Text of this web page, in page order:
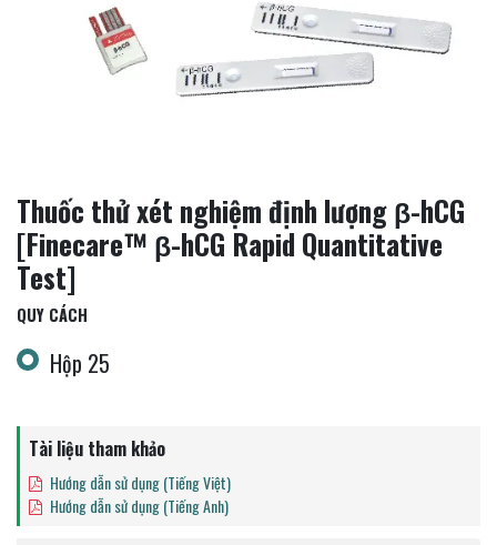
Thuốc thử xét nghiệm định lượng β-hCG
[Finecare™ β-hCG Rapid Quantitative
Test]
QUY CÁCH
Hộp 25
Tài liệu tham khảo
Hướng dẫn sử dụng (Tiếng Việt)
Hướng dẫn sử dụng (Tiếng Anh)